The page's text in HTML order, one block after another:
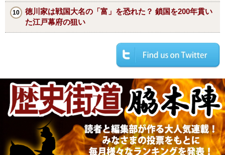
徳川家は戦国大名の「富」を恐れた？ 鎖国を200年貫い
た江戸幕府の狙い